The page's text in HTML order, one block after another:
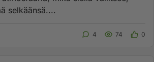
selkäänsä....
4 74 0